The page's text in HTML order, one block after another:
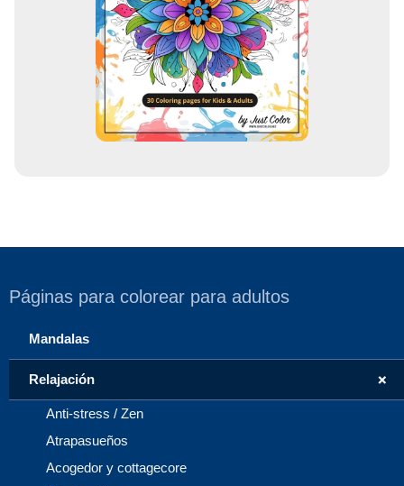
Páginas para colorear para adultos
Mandalas
+
Relajación
Anti-stress / Zen
Atrapasueños
Acogedor y cottagecore